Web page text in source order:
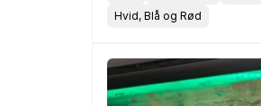
Hvid, Blå og Rød